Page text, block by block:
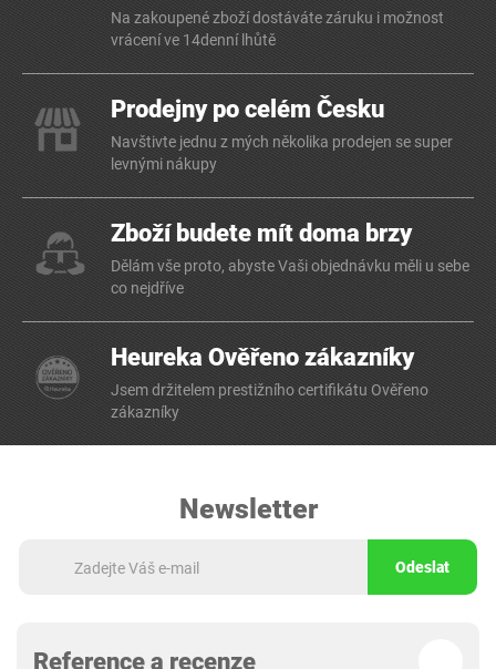
Na zakoupené zboží dostáváte záruku i možnost
vrácení ve 14denní lhůtě
Prodejny po celém Česku
Navštivte jednu z mých několika prodejen se super
levnými nákupy
Zboží budete mít doma brzy
Dělám vše proto, abyste Vaši objednávku měli u sebe
co nejdříve
Heureka Ověřeno zákazníky
Jsem držitelem prestižního certifikátu Ověřeno
zákazníky
Newsletter
Odeslat
Reference a recenze